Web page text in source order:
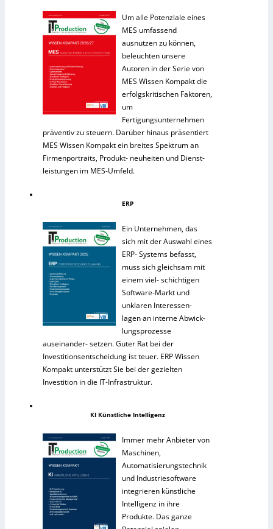
Um alle Potenziale eines
MES umfassend
ausnutzen zu können,
beleuchten unsere
Autoren in der Serie von
MES Wissen Kompakt die
erfolgskritischen Faktoren,
um
Fertigungsunternehmen
präventiv zu steuern. Darüber hinaus präsentiert
MES Wissen Kompakt ein breites Spektrum an
Firmenportraits, Produkt- neuheiten und Dienst-
leistungen im MES-Umfeld.
ERP
Ein Unternehmen, das
sich mit der Auswahl eines
ERP- Systems befasst,
muss sich gleichsam mit
einem viel- schichtigen
Software-Markt und
unklaren Interessen-
lagen an interne Abwick-
lungsprozesse
auseinander- setzen. Guter Rat bei der
Investitionsentscheidung ist teuer. ERP Wissen
Kompakt unterstützt Sie bei der gezielten
Investition in die IT-Infrastruktur.
KI Künstliche Intelligenz
Immer mehr Anbieter von
Maschinen,
Automatisierungstechnik
und Industriesoftware
integrieren künstliche
Intelligenz in ihre
Produkte. Das ganze